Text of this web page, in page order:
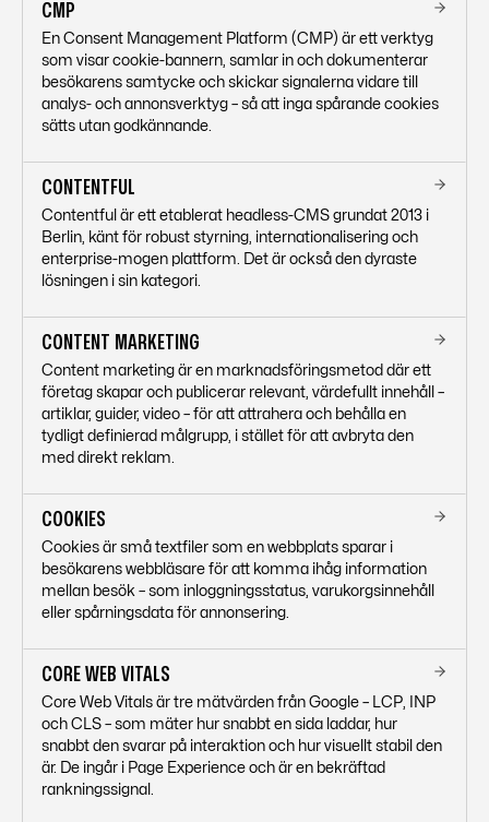
CMP
En Consent Management Platform (CMP) är ett verktyg
som visar cookie-bannern, samlar in och dokumenterar
besökarens samtycke och skickar signalerna vidare till
analys- och annonsverktyg – så att inga spårande cookies
sätts utan godkännande.
CONTENTFUL
Contentful är ett etablerat headless-CMS grundat 2013 i
Berlin, känt för robust styrning, internationalisering och
enterprise-mogen plattform. Det är också den dyraste
lösningen i sin kategori.
CONTENT MARKETING
Content marketing är en marknadsföringsmetod där ett
företag skapar och publicerar relevant, värdefullt innehåll –
artiklar, guider, video – för att attrahera och behålla en
tydligt definierad målgrupp, i stället för att avbryta den
med direkt reklam.
COOKIES
Cookies är små textfiler som en webbplats sparar i
besökarens webbläsare för att komma ihåg information
mellan besök – som inloggningsstatus, varukorgsinnehåll
eller spårningsdata för annonsering.
CORE WEB VITALS
Core Web Vitals är tre mätvärden från Google – LCP, INP
och CLS – som mäter hur snabbt en sida laddar, hur
snabbt den svarar på interaktion och hur visuellt stabil den
är. De ingår i Page Experience och är en bekräftad
rankningssignal.